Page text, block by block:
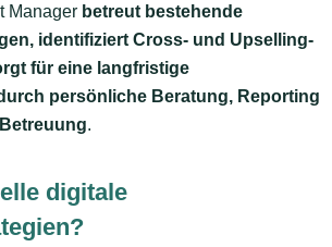
Manager betreut bestehende
identifiziert Cross- und Upselling-
für eine langfristige
persönliche Beratung, Reporting
.
digitale